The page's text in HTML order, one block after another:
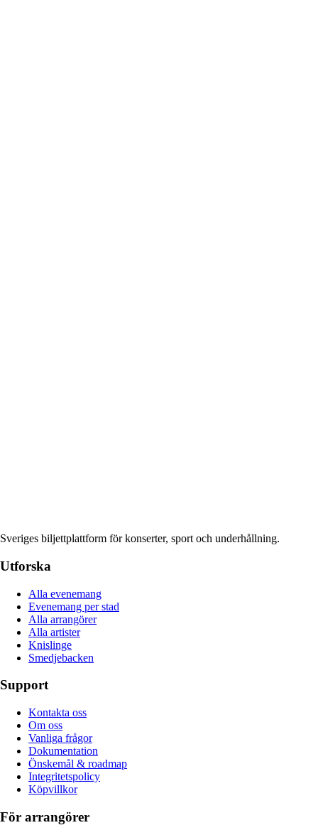
Sveriges biljettplattform för konserter, sport och underhållning.
Utforska
Alla evenemang
Evenemang per stad
Alla arrangörer
Alla artister
Knislinge
Smedjebacken
Support
Kontakta oss
Om oss
Vanliga frågor
Dokumentation
Önskemål & roadmap
Integritetspolicy
Köpvillkor
För arrangörer